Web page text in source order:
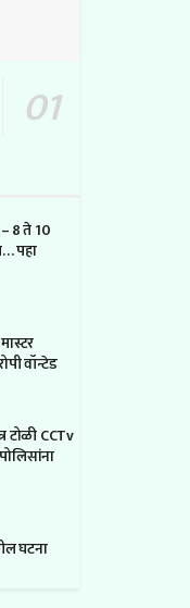
8 ते 10
पहा
वॉन्टेड
टोळी CCTv
घटना